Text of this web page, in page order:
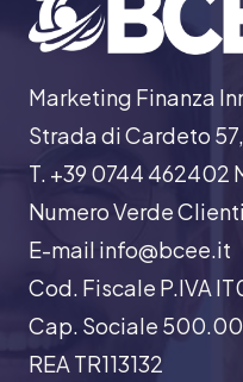
Marketing Finanza
Strada di Cardeto
T. +39 0744 462402
Numero Verde
E-mail info@bcee.it
Cod. Fiscale P.IVA
Cap. Sociale
REA TR113132